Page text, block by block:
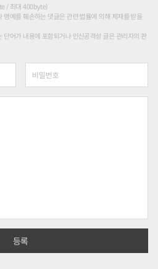
/ 최대 400byte)
명예를 훼손하는 댓글은 관련 법률에 의해 제재를 받을
단어가 내용에 포함되거나 인신공격성 글은 관리자의 판